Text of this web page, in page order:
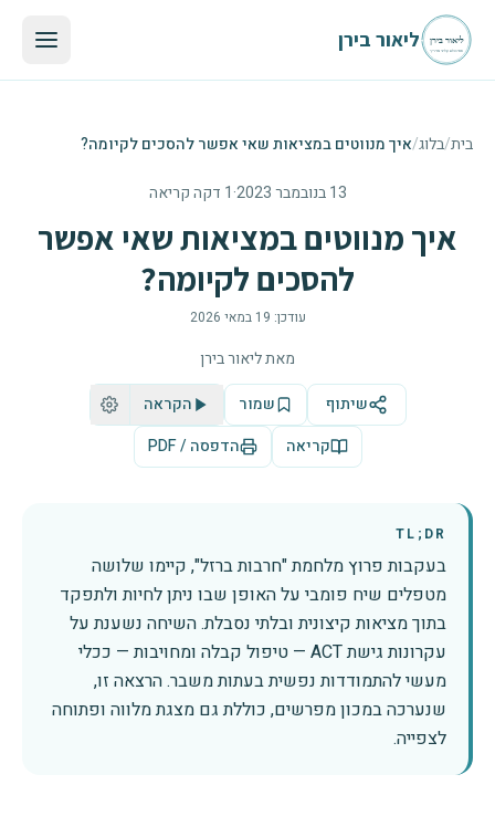
דלגו לתוכן הראשי
ליאור בירן
בית/בלוג/איך מנווטים במציאות שאי אפשר להסכים לקיומה?
13 בנובמבר 2023 ·1 דקה קריאה
איך מנווטים במציאות שאי אפשר
להסכים לקיומה?
עודכן: 19 במאי 2026
מאתליאור בירן
שיתוף
שמור
הקראה
קריאה
הדפסה / PDF
TL;DR
בעקבות פרוץ מלחמת "חרבות ברזל", קיימו שלושה
מטפלים שיח פומבי על האופן שבו ניתן לחיות ולתפקד
בתוך מציאות קיצונית ובלתי נסבלת. השיחה נשענת על
עקרונות גישת ACT — טיפול קבלה ומחויבות — ככלי
מעשי להתמודדות נפשית בעתות משבר. הרצאה זו,
שנערכה במכון מפרשים, כוללת גם מצגת מלווה ופתוחה
לצפייה.